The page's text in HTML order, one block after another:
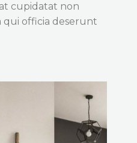
cupidatat non
officia deserunt